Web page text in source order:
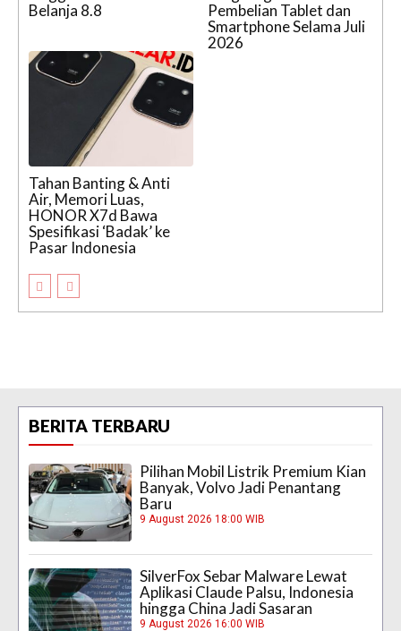
Belanja 8.8
Pembelian Tablet dan
Smartphone Selama Juli
2026
Tahan Banting & Anti
Air, Memori Luas,
HONOR X7d Bawa
Spesifikasi ‘Badak’ ke
Pasar Indonesia
BERITA TERBARU
Pilihan Mobil Listrik Premium Kian
Banyak, Volvo Jadi Penantang
Baru
9 August 2026 18:00 WIB
SilverFox Sebar Malware Lewat
Aplikasi Claude Palsu, Indonesia
hingga China Jadi Sasaran
9 August 2026 16:00 WIB